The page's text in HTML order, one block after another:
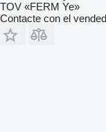
TOV «FERM Ye»
Contacte con el